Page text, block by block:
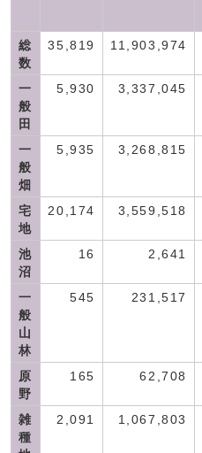
総
数
35,819 11,903,974
一
般
田
5,930 3,337,045
一
般
畑
5,935 3,268,815
宅
地
20,174 3,559,518
池
沼
16 2,641
一
般
山
林
545 231,517
原
野
165 62,708
雑
種
2,091 1,067,803